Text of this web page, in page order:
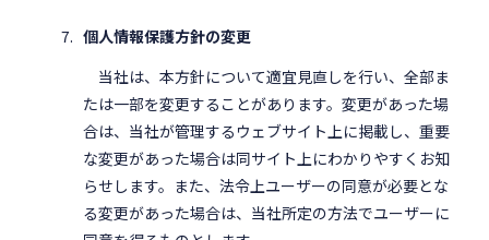
個人情報保護方針の変更
当社は、本方針について適宜見直しを行い、全部ま
たは一部を変更することがあります。変更があった場
合は、当社が管理するウェブサイト上に掲載し、重要
な変更があった場合は同サイト上にわかりやすくお知
らせします。また、法令上ユーザーの同意が必要とな
る変更があった場合は、当社所定の方法でユーザーに